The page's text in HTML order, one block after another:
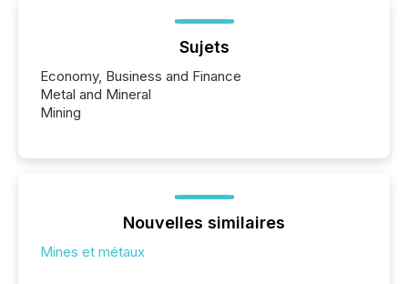
Sujets
Economy, Business and Finance
Metal and Mineral
Mining
Nouvelles similaires
Mines et métaux